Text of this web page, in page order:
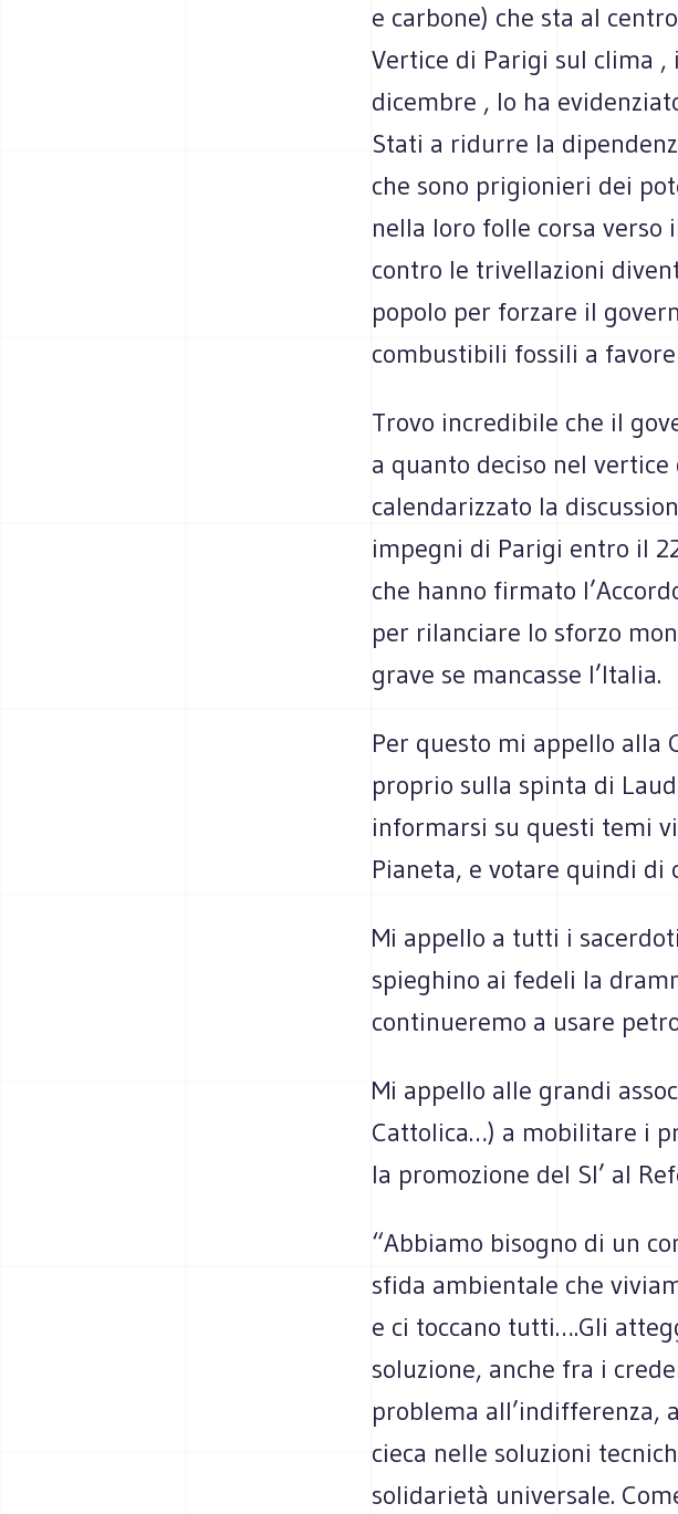
e carbone) che sta al
Vertice di Parigi sul clima ,
dicembre , lo ha
Stati a ridurre la
che sono prigionieri dei
nella loro folle corsa verso
contro le trivellazioni
popolo per forzare il
combustibili fossili a
Trovo incredibile che il
a quanto deciso nel
calendarizzato la
impegni di Parigi entro il
che hanno firmato
per rilanciare lo sforzo
grave se mancasse l’Italia.
Per questo mi appello alla
proprio sulla spinta di
informarsi su questi temi
Pianeta, e votare quindi di
Mi appello a tutti i
spieghino ai fedeli la
continueremo a usare
Mi appello alle grandi
Cattolica…) a mobilitare i
la promozione del SI’ al
“Abbiamo bisogno di un
sfida ambientale che
e ci toccano tutti….Gli
soluzione, anche fra i
problema all’indifferenza,
cieca nelle soluzioni
solidarietà universale.